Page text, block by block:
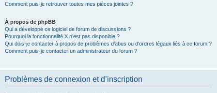
Comment puis-je retrouver toutes mes pièces jointes ?
À propos de phpBB
Qui a développé ce logiciel de forum de discussions ?
Pourquoi la fonctionnalité X n’est pas disponible ?
Qui dois-je contacter à propos de problèmes d’abus ou d’ordres légaux liés à ce forum ?
Comment puis-je contacter un administrateur du forum ?
Problèmes de connexion et d’inscription